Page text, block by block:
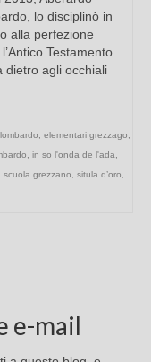
lo disciplinò in
alla perfezione
Testamento
dietro agli occhiali
elementari grezzago
in so l'onda de l'ada
scuola grezzano situla d’oro
e-mail